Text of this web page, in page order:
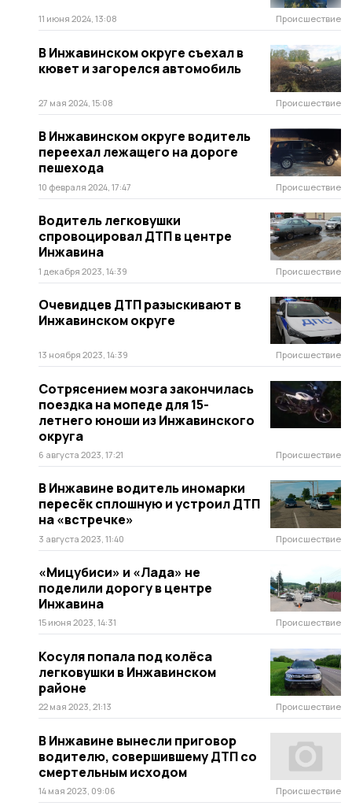
11 июня 2024, 13:08 Происшествие
В Инжавинском округе съехал в
кювет и загорелся автомобиль
27 мая 2024, 15:08 Происшествие
В Инжавинском округе водитель
переехал лежащего на дороге
пешехода
10 февраля 2024, 17:47 Происшествие
Водитель легковушки
спровоцировал ДТП в центре
Инжавина
1 декабря 2023, 14:39 Происшествие
Очевидцев ДТП разыскивают в
Инжавинском округе
13 ноября 2023, 14:39 Происшествие
Сотрясением мозга закончилась
поездка на мопеде для 15-
летнего юноши из Инжавинского
округа
6 августа 2023, 17:21 Происшествие
В Инжавине водитель иномарки
пересёк сплошную и устроил ДТП
на «встречке»
3 августа 2023, 11:40 Происшествие
«Мицубиси» и «Лада» не
поделили дорогу в центре
Инжавина
15 июня 2023, 14:31 Происшествие
Косуля попала под колёса
легковушки в Инжавинском
районе
22 мая 2023, 21:13 Происшествие
В Инжавине вынесли приговор
водителю, совершившему ДТП со
смертельным исходом
14 мая 2023, 09:06 Происшествие